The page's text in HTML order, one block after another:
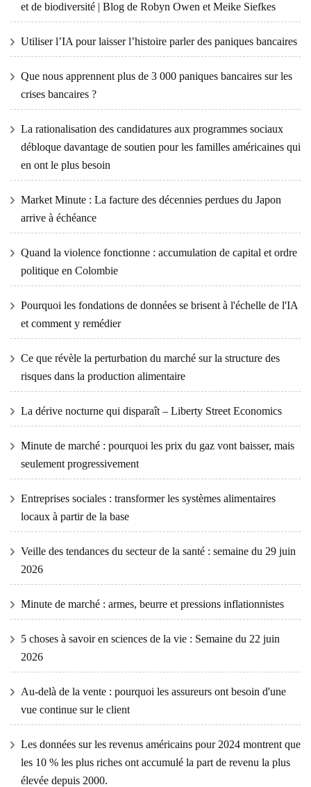
et de biodiversité | Blog de Robyn Owen et Meike Siefkes
Utiliser l’IA pour laisser l’histoire parler des paniques bancaires
Que nous apprennent plus de 3 000 paniques bancaires sur les
crises bancaires ?
La rationalisation des candidatures aux programmes sociaux
débloque davantage de soutien pour les familles américaines qui
en ont le plus besoin
Market Minute : La facture des décennies perdues du Japon
arrive à échéance
Quand la violence fonctionne : accumulation de capital et ordre
politique en Colombie
Pourquoi les fondations de données se brisent à l'échelle de l'IA
et comment y remédier
Ce que révèle la perturbation du marché sur la structure des
risques dans la production alimentaire
La dérive nocturne qui disparaît – Liberty Street Economics
Minute de marché : pourquoi les prix du gaz vont baisser, mais
seulement progressivement
Entreprises sociales : transformer les systèmes alimentaires
locaux à partir de la base
Veille des tendances du secteur de la santé : semaine du 29 juin
2026
Minute de marché : armes, beurre et pressions inflationnistes
5 choses à savoir en sciences de la vie : Semaine du 22 juin
2026
Au-delà de la vente : pourquoi les assureurs ont besoin d'une
vue continue sur le client
Les données sur les revenus américains pour 2024 montrent que
les 10 % les plus riches ont accumulé la part de revenu la plus
élevée depuis 2000.